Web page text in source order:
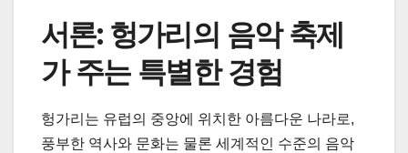
서론: 헝가리의 음악 축제
가 주는 특별한 경험
헝가리는 유럽의 중앙에 위치한 아름다운 나라로,
풍부한 역사와 문화는 물론 세계적인 수준의 음악